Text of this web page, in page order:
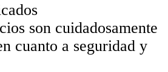
son cuidadosamente
cuanto a seguridad y